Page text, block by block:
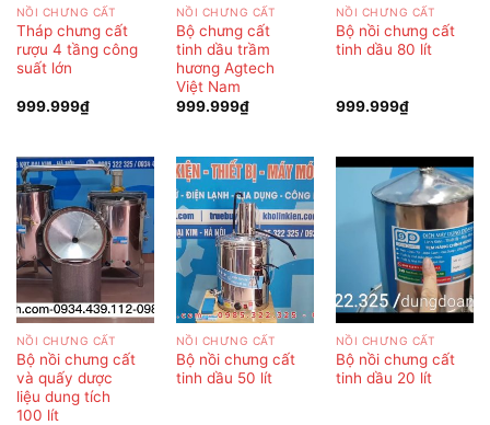
NỒI CHƯNG CẤT
Tháp chưng cất
rượu 4 tầng công
suất lớn
999.999₫
NỒI CHƯNG CẤT
Bộ chưng cất
tinh dầu trầm
hương Agtech
Việt Nam
999.999₫
NỒI CHƯNG CẤT
Bộ nồi chưng cất
tinh dầu 80 lít
999.999₫
NỒI CHƯNG CẤT
Bộ nồi chưng cất
và quấy dược
liệu dung tích
100 lít
NỒI CHƯNG CẤT
Bộ nồi chưng cất
tinh dầu 50 lít
NỒI CHƯNG CẤT
Bộ nồi chưng cất
tinh dầu 20 lít